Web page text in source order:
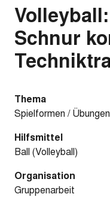
Schnur
Thema
Spielformen / Übungen
Hilfsmittel
Ball (Volleyball)
Organisation
Gruppenarbeit